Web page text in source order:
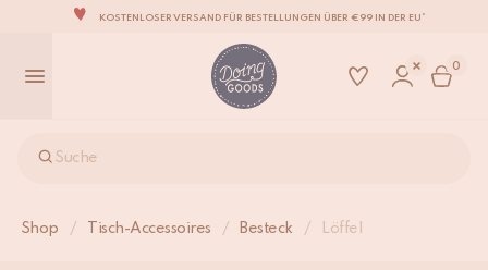
KOSTENLOSER VERSAND FÜR BESTELLUNGEN ÜBER €99 IN DER EU*
DIE LIEBENSWERTESTE WOHNACCESSOIRE-MARKE DER WELT
ZU 100% MIT LIEBE VON HAND GEFERTIGT
WIR VERPFLICHTEN UNS, DEINE ARTIKEL INNERHALB VON 1 BIS 2 WERKTAGEN ZU
0
Suche
Shop / Tisch-Accessoires / Besteck / Löffel